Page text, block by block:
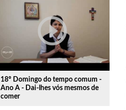
play_circle_outline
18º Domingo do tempo comum -
Ano A - Dai-lhes vós mesmos de
comer